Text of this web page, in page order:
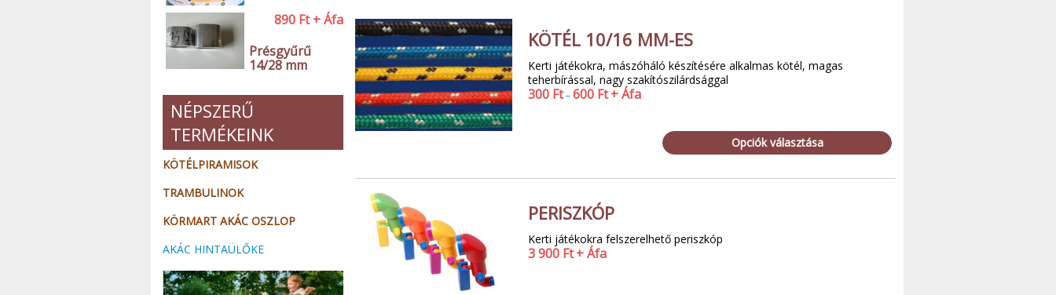
KÖTÉL 10/16 MM-ES
Kerti játékokra, mászóháló készítésére alkalmas kötél, magas
teherbírással, nagy szakítószilárdsággal
300 Ft–600 Ft+ Áfa
Opciók választása
PERISZKÓP
Kerti játékokra felszerelhető periszkóp
3 900 Ft+ Áfa
Présgyűrű
14/28 mm
890 Ft + Áfa
NÉPSZERŰ
TERMÉKEINK
KÖTÉLPIRAMISOK
TRAMBULINOK
KÖRMART AKÁC OSZLOP
AKÁC HINTAÜLŐKE